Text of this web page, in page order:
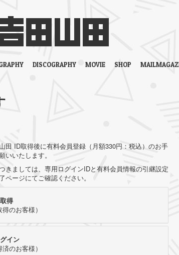
DISCOGRAPHY MOVIE SHOP
ID取得後に有料会員登録（月額330円：税込）のお手
いたします。
きましては、専用ログインIDと有料会員情報の引継設定
ージにてご確認ください。
得
のお客様）
イン
のお客様）